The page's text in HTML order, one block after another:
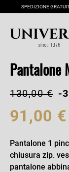
SPEDIZIONE
Pantalone
130,00 € -
91,00 €
Pantalone 1
chiusura zip.
pantalone